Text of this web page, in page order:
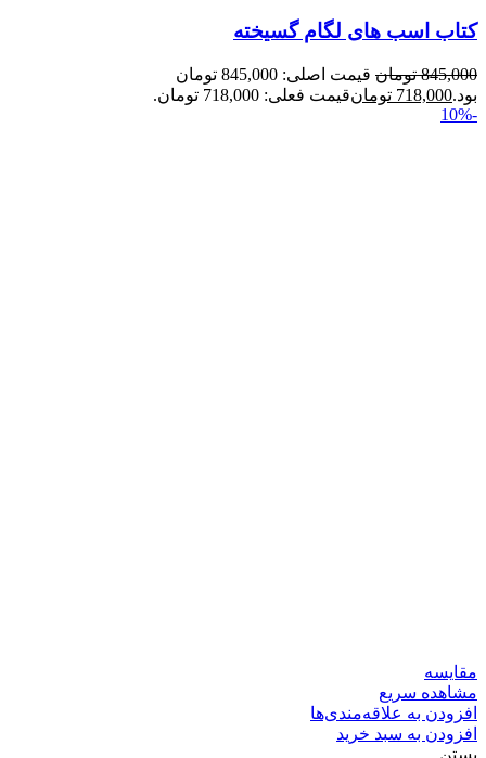
کتاب اسب های لگام گسیخته
845,000 تومان
قیمت اصلی: 845,000 تومان
بود.718,000 تومانقیمت فعلی: 718,000 تومان.
-10%
مقایسه
مشاهده سریع
افزودن به علاقه‌مندی‌ها
افزودن به سبد خرید
بستن